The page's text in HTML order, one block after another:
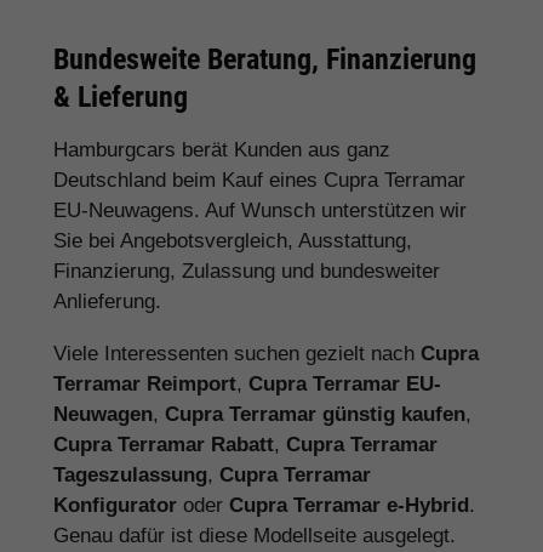
Bundesweite Beratung, Finanzierung
& Lieferung
Hamburgcars berät Kunden aus ganz
Deutschland beim Kauf eines Cupra Terramar
EU-Neuwagens. Auf Wunsch unterstützen wir
Sie bei Angebotsvergleich, Ausstattung,
Finanzierung, Zulassung und bundesweiter
Anlieferung.
Viele Interessenten suchen gezielt nach Cupra
Terramar Reimport, Cupra Terramar EU-
Neuwagen, Cupra Terramar günstig kaufen,
Cupra Terramar Rabatt, Cupra Terramar
Tageszulassung, Cupra Terramar
Konfigurator oder Cupra Terramar e-Hybrid.
Genau dafür ist diese Modellseite ausgelegt.